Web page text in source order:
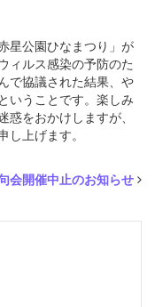
星公園ひなまつり」が
ィルス感染の予防のた
で協議された結果、や
いうことです。楽しみ
惑をおかけしますが、
し上げます。
会開催中止のお知らせ